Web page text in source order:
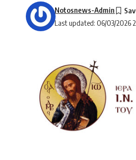
Last updated: 06/03/2026
Notosnews-Admin